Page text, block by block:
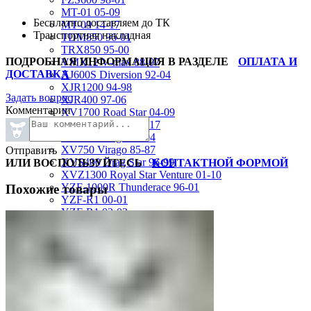
MT-01 05-09
MT-09 14-17
TDM850 96-01
TRX850 95-00
VMX12 V-max 88-07
XJ600S Diversion 92-04
XJR1200 94-98
XJR400 97-06
XV1700 Road Star 04-09
XV1900 Raider 08-17
XV400 Virago 87-94
XV750 Virago 85-87
XVS400 Drag Star 96-99
XVZ1300 Royal Star Venture 01-10
YZF-1000R Thunderace 96-01
YZF-R1 00-01
YZF-R1 02-03
YZF-R1 09-15
YZF-R1 98-99
Бесплатно доставляем до ТК
Транспортная накладная
ПОДРОБНАЯ ИНФОРМАЦИЯ В РАЗДЕЛЕ
ОПЛАТА И
ДОСТАВКА
Задать вопрос
Комментарии
Отправить
ИЛИ ВОСПОЛЬЗУЙТЕСЬ КОНТАКТНОЙ ФОРМОЙ
Похожие товары